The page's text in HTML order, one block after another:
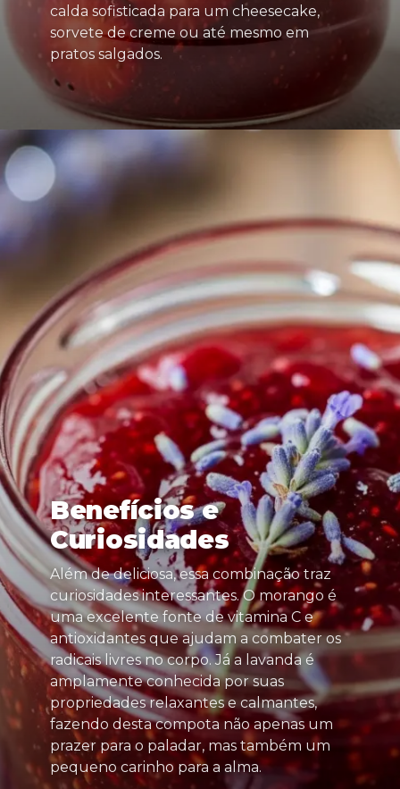
calda sofisticada para um cheesecake,
sorvete de creme ou até mesmo em
pratos salgados.
Benefícios e
Curiosidades
Além de deliciosa, essa combinação traz
curiosidades interessantes. O morango é
uma excelente fonte de vitamina C e
antioxidantes que ajudam a combater os
radicais livres no corpo. Já a lavanda é
amplamente conhecida por suas
propriedades relaxantes e calmantes,
fazendo desta compota não apenas um
prazer para o paladar, mas também um
pequeno carinho para a alma.